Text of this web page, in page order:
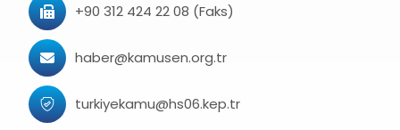
+90 312 424 22 08 (Faks)
haber@kamusen.org.tr
turkiyekamu@hs06.kep.tr